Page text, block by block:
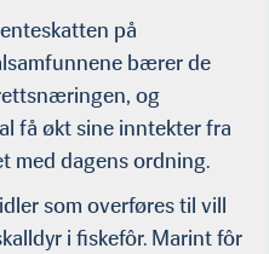
på
bærer de
og
få økt sine inntekter fra
med dagens ordning.
som overføres til vill
i fiskefôr. Marint fôr